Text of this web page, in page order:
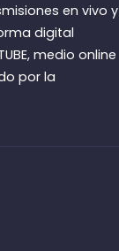
en vivo y
digital
medio online
por la